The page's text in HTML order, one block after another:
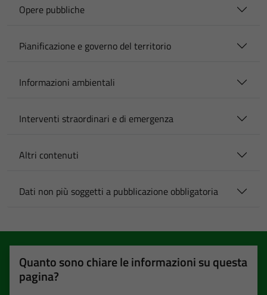
Opere pubbliche
Pianificazione e governo del territorio
Informazioni ambientali
Interventi straordinari e di emergenza
Altri contenuti
Dati non più soggetti a pubblicazione obbligatoria
Quanto sono chiare le informazioni su questa
pagina?